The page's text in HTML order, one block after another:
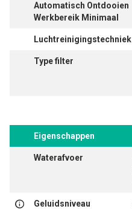
Automatisch Ontdooien
Werkbereik Minimaal
Luchtreinigingstechniek
Type filter
Eigenschappen
Waterafvoer
Geluidsniveau